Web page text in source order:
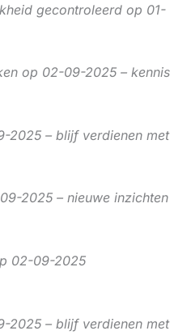
gecontroleerd op 01-
op 02-09-2025 – kennis
2025 – blijf verdienen met
2025 – nieuwe inzichten
02-09-2025
2025 – blijf verdienen met